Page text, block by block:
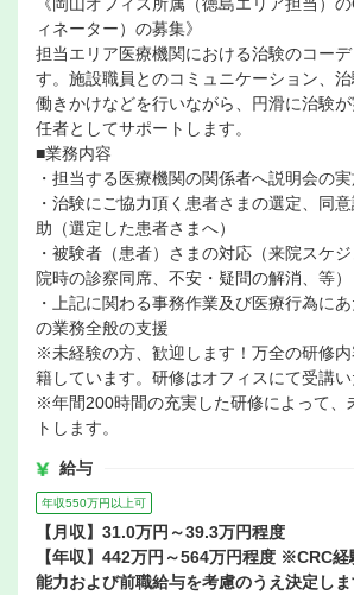
《岡山オフィス所属（徳島エリア担当）
ィネーター）の募集》
担当エリア医療機関における治験のコー
す。施設職員とのコミュニケーション、
働きかけなどを行いながら、円滑に治験
任者としてサポートします。
■業務内容
・担当する医療機関の関係者へ説明会の
・治験にご協力頂く患者さまの選定、同
助（選定した患者さまへ）
・被験者（患者）さまの対応（来院スケ
院時の診察同席、不安・疑問の解消、等）
・上記に関わる事務作業及び医療行為に
の業務全般の支援
※未経験の方、歓迎します！万全の研修
籍しています。研修はオフィスにて受講い
※年間200時間の充実した研修によって、
トします。
給与
年収550万円以上可
【月収】31.0万円～39.3万円程度
【年収】442万円～564万円程度 ※CRC経
能力および前職給与を考慮のうえ決定しま